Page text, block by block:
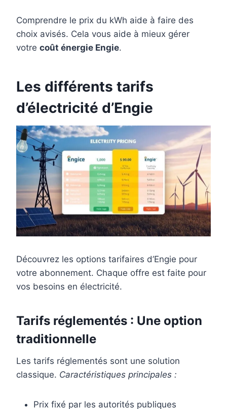
Comprendre le prix du kWh aide à faire des
choix avisés. Cela vous aide à mieux gérer
votre coût énergie Engie.
Les différents tarifs
d’électricité d’Engie
Découvrez les options tarifaires d’Engie pour
votre abonnement. Chaque offre est faite pour
vos besoins en électricité.
Tarifs réglementés : Une option
traditionnelle
Les tarifs réglementés sont une solution
classique. Caractéristiques principales :
Prix fixé par les autorités publiques